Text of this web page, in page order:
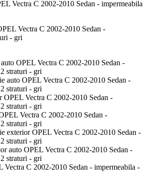
Vectra C 2002-2010 Sedan - impermeabila